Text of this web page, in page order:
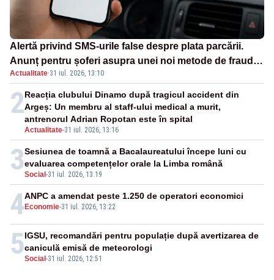
Alertă privind SMS-urile false despre plata parcării.
Anunț pentru șoferi asupra unei noi metode de fraudă
online
Actualitate·31 iul. 2026, 13:10
2
Actualitate-31 iul. 2026, 13:16
Reacția clubului Dinamo după tragicul accident din
Argeș: Un membru al staff-ului medical a murit,
antrenorul Adrian Ropotan este în spital
3Social -31 iul. 2026, 13:19
Sesiunea de toamnă a Bacalaureatului începe luni cu
evaluarea competențelor orale la Limba română
4 Economie-31 iul. 2026, 13:22
ANPC a amendat peste 1.250 de operatori economici
5Social -31 iul. 2026, 12:51
IGSU, recomandări pentru populație după avertizarea de
caniculă emisă de meteorologi